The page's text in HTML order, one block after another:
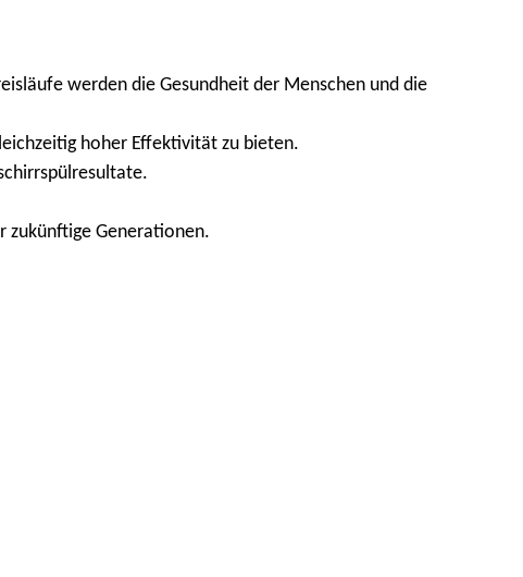
werden die Gesundheit der Menschen und die
hoher Effektivität zu bieten.
zukünftige Generationen.